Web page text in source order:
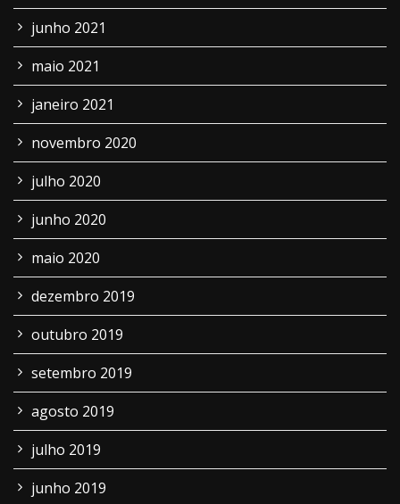
junho 2021
maio 2021
janeiro 2021
novembro 2020
julho 2020
junho 2020
maio 2020
dezembro 2019
outubro 2019
setembro 2019
agosto 2019
julho 2019
junho 2019